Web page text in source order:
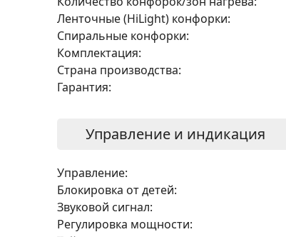
Ленточные (HiLight) конфорки:
Спиральные конфорки:
Комплектация:
Страна производства:
Гарантия:
Управление и индикация
Управление:
Блокировка от детей:
Звуковой сигнал:
Регулировка мощности: